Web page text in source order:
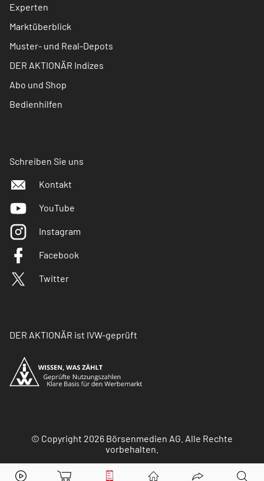
Experten
Marktüberblick
Muster- und Real-Depots
DER AKTIONÄR Indizes
Abo und Shop
Bedienhilfen
Schreiben Sie uns
Kontakt
YouTube
Instagram
Facebook
Twitter
DER AKTIONÄR ist IVW-geprüft
© Copyright 2026 Börsenmedien AG. Alle Rechte
vorbehalten.